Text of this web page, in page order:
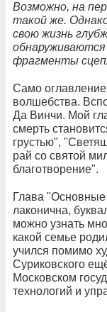
Возможно, на
такой же.
свою жизнь
обнаруживаются
фрагменты
Само оглавление
волшебства.
Да Винчи. Мой
смерть
грустью",
рай со святой
благотворение".
Глава "Основные
лаконична,
можно узнать
какой семье
учился помимо
Суриковского
Московском
технологий и